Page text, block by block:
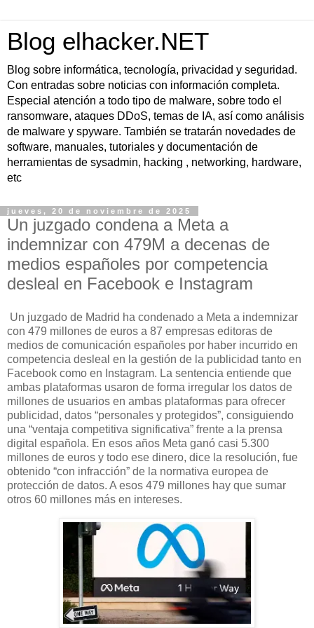
Blog elhacker.NET
Blog sobre informática, tecnología, privacidad y seguridad.
Con entradas sobre noticias con información completa.
Especial atención a todo tipo de malware, sobre todo el
ransomware, ataques DDoS, temas de IA, así como análisis
de malware y spyware. También se tratarán novedades de
software, manuales, tutoriales y documentación de
herramientas de sysadmin, hacking , networking, hardware,
etc
jueves, 20 de noviembre de 2025
Un juzgado condena a Meta a
indemnizar con 479M a decenas de
medios españoles por competencia
desleal en Facebook e Instagram
Un juzgado de Madrid ha condenado a Meta a indemnizar
con 479 millones de euros a 87 empresas editoras de
medios de comunicación españoles por haber incurrido en
competencia desleal en la gestión de la publicidad tanto en
Facebook como en Instagram. La sentencia entiende que
ambas plataformas usaron de forma irregular los datos de
millones de usuarios en ambas plataformas para ofrecer
publicidad, datos “personales y protegidos”, consiguiendo
una “ventaja competitiva significativa” frente a la prensa
digital española. En esos años Meta ganó casi 5.300
millones de euros y todo ese dinero, dice la resolución, fue
obtenido “con infracción” de la normativa europea de
protección de datos. A esos 479 millones hay que sumar
otros 60 millones más en intereses.